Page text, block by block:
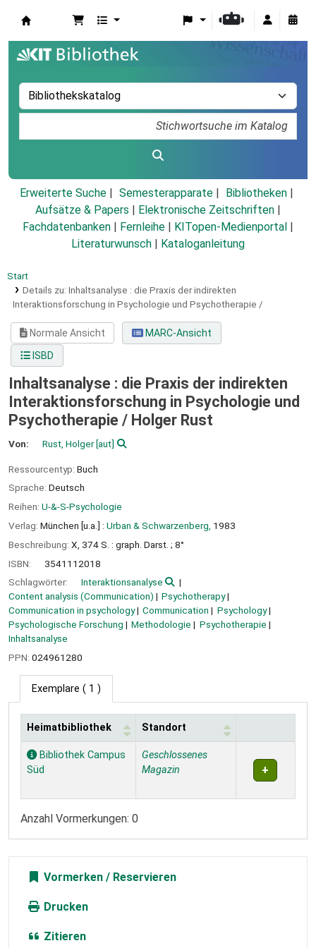
Erweiterte Suche Semesterapparate
Bibliotheken
Aufsätze & Papers
Elektronische Zeitschriften
Fachdatenbanken
Fernleihe KITopen-Medienportal
Literaturwunsch
Kataloganleitung
Start
Details zu: Inhaltsanalyse : die Praxis der indirekten
Interaktionsforschung in Psychologie und Psychotherapie /
Normale Ansicht
MARC-Ansicht
ISBD
Inhaltsanalyse : die Praxis der indirekten
Interaktionsforschung in Psychologie und
Psychotherapie / Holger Rust
Von: Rust, Holger[aut]
Ressourcentyp: Buch
Sprache: Deutsch
Reihen: U-&-S-Psychologie
Verlag: München [u.a.] : Urban & Schwarzenberg, 1983
Beschreibung: X, 374 S. : graph. Darst. ; 8°
ISBN:
3541112018
Schlagwörter:
Interaktionsanalyse
Content analysis (Communication)
Psychotherapy
Communication in psychology
Communication
Psychology
Psychologische Forschung
Methodologie
Psychotherapie
Inhaltsanalyse
PPN: 024961280
Exemplare ( 1 )
Exemplare
Heimatbibliothek Standort
Bibliothek Campus
Süd
Geschlossenes
Magazin
Anzahl Vormerkungen: 0
Vormerken
Drucken
Zitieren